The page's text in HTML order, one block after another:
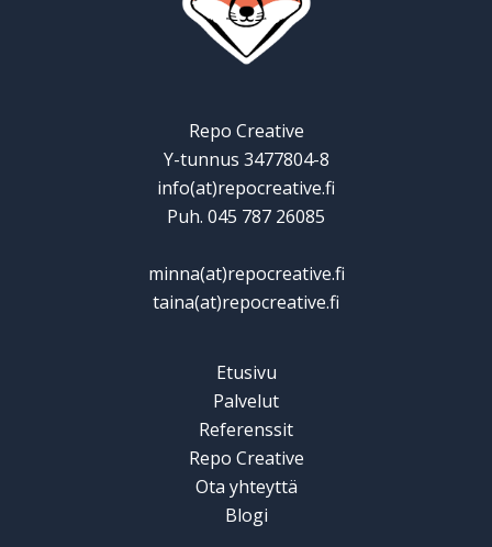
Repo Creative
Y-tunnus 3477804-8
info(at)repocreative.fi
Puh. 045 787 26085
minna(at)repocreative.fi
taina(at)repocreative.fi
Etusivu
Palvelut
Referenssit
Repo Creative
Ota yhteyttä
Blogi